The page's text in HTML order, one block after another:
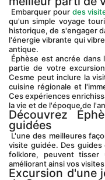
Embarquer pour des
qu'un simple voyage
historique, de s'engager
l'énergie vibrante qui
antique.
partie de votre
Cesme peut inclure la
cuisine régionale et
Ces expériences
la vie et de l'époque de
Découvrez
guidées
visite guidée. Des
folklore, peuvent
améliorant ainsi vos
Excursion d'une